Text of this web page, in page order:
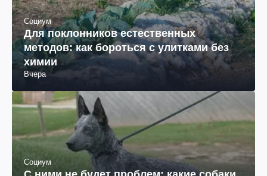
Социум
Для поклонников естественных
методов: как бороться с улитками без
химии
Вчера
Социум